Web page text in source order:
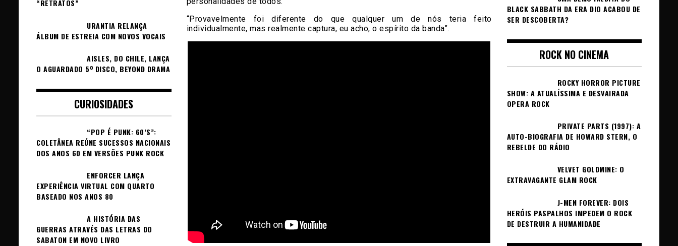
“Provavelmente foi diferente do que qualquer um de nós teria feito
individualmente, mas realmente captura, eu acho, o espírito da banda”.
“RETRATOS”
URANTIA RELANÇA
ÁLBUM DE ESTREIA COM NOVOS VOCAIS
AISLES, DO CHILE, LANÇA
O AGUARDADO 5º DISCO, BEYOND DRAMA
CURIOSIDADES
“POP É PUNK: 60’S”:
COLETÂNEA REÚNE SUCESSOS NACIONAIS
DOS ANOS 60 EM VERSÕES PUNK ROCK
ENFORCER LANÇA
EXPERIÊNCIA VIRTUAL COM QUARTO
BASEADO NOS ANOS 80
A HISTÓRIA DAS
GUERRAS ATRAVÉS DAS LETRAS DO
SABATON EM NOVO LIVRO
BLACK SABBATH DA ERA DIO ACABOU DE
SER DESCOBERTA?
ROCK NO CINEMA
ROCKY HORROR PICTURE
SHOW: A ATUALÍSSIMA E DESVAIRADA
OPERA ROCK
PRIVATE PARTS (1997): A
AUTO-BIOGRAFIA DE HOWARD STERN, O
REBELDE DO RÁDIO
VELVET GOLDMINE: O
EXTRAVAGANTE GLAM ROCK
J-MEN FOREVER: DOIS
HERÓIS PASPALHOS IMPEDEM O ROCK
DE DESTRUIR A HUMANIDADE